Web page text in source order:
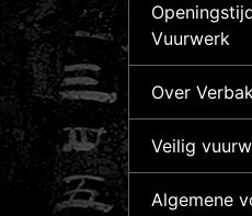
Vuurwerk
Over
Veilig
Algemene